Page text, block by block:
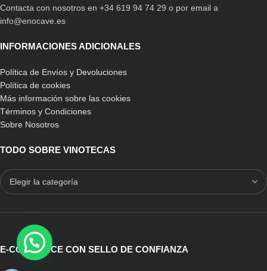
Contacta con nosotros en +34 619 94 74 29 o por email a
info@enocave.es
INFORMACIONES ADICIONALES
Política de Envíos y Devoluciones
Política de cookies
Más información sobre las cookies
Términos y Condiciones
Sobre Nosotros
TODO SOBRE VINOTECAS
E-COMMERCE CON SELLO DE CONFIANZA